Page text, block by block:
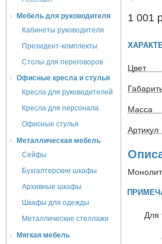
Мебель для руководителя
Кабинеты руководителя
Президент-комплекты
Столы для переговоров
Офисные кресла и стулья
Кресла для руководителей
Кресла для персонала
Офисные стулья
Металлическая мебель
Сейфы
Бухгалтерские шкафы
Архивные шкафы
Шкафы для одежды
Металлические стеллажи
Мягкая мебель
1 001
Цвет
Масса
Артикул
Монолит
Для